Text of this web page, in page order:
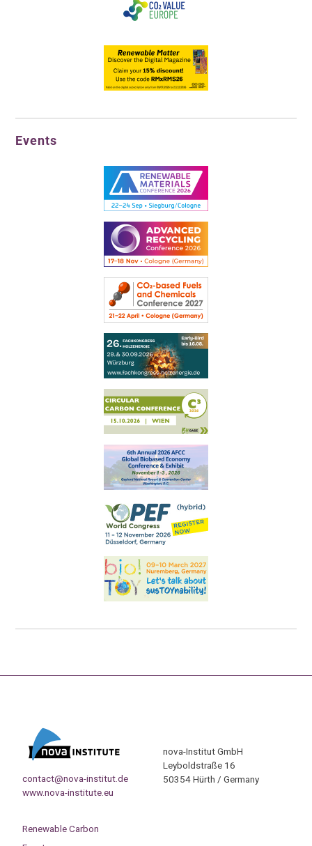
Events
contact@nova-institut.de
www.nova-institute.eu
nova-Institut GmbH
Leyboldstraße 16
50354 Hürth / Germany
Renewable Carbon